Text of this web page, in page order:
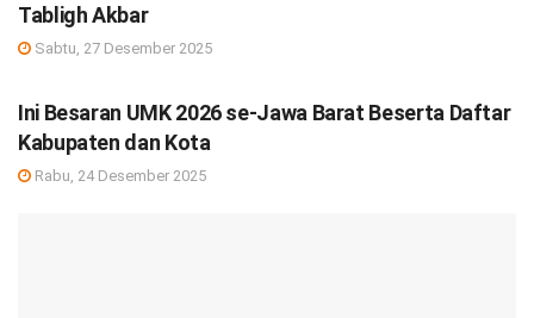
Tabligh Akbar
Sabtu, 27 Desember 2025
Ini Besaran UMK 2026 se-Jawa Barat Beserta Daftar
Kabupaten dan Kota
Rabu, 24 Desember 2025